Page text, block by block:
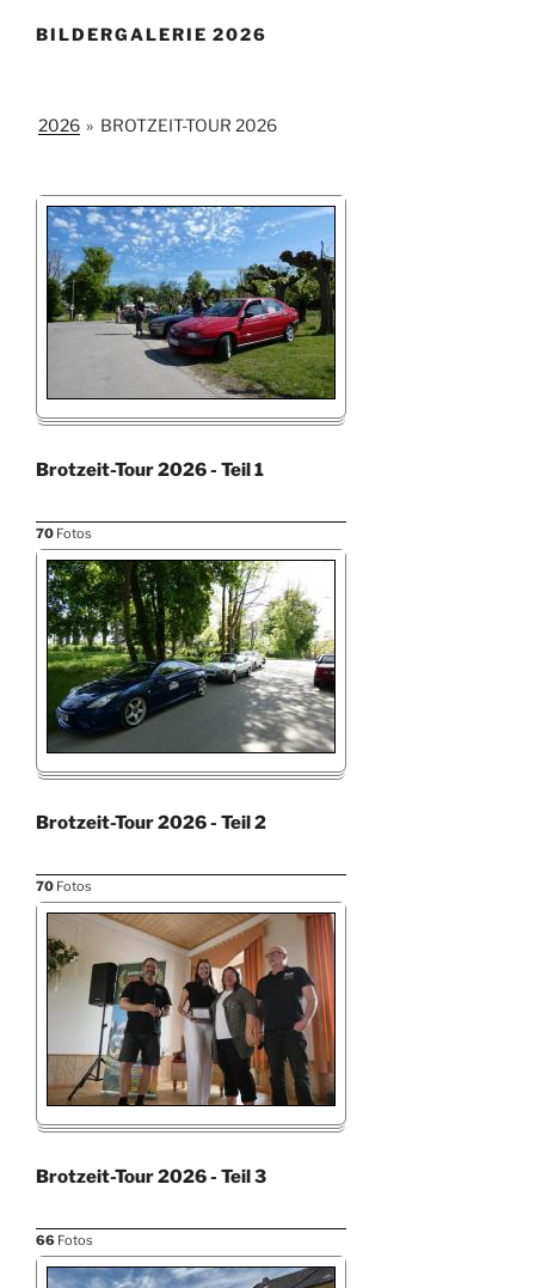
BILDERGALERIE 2026
2026 » BROTZEIT-TOUR 2026
Brotzeit-Tour 2026 - Teil 1
70 Fotos
Brotzeit-Tour 2026 - Teil 2
70 Fotos
Brotzeit-Tour 2026 - Teil 3
66 Fotos